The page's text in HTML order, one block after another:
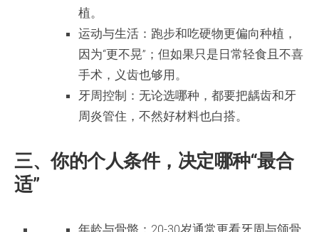
植。
运动与生活：跑步和吃硬物更偏向种植，
因为“更不晃”；但如果只是日常轻食且不喜
手术，义齿也够用。
牙周控制：无论选哪种，都要把龋齿和牙
周炎管住，不然好材料也白搭。
三、你的个人条件，决定哪种“最合
适”
年龄与骨骼：20-30岁通常更看牙周与颌骨